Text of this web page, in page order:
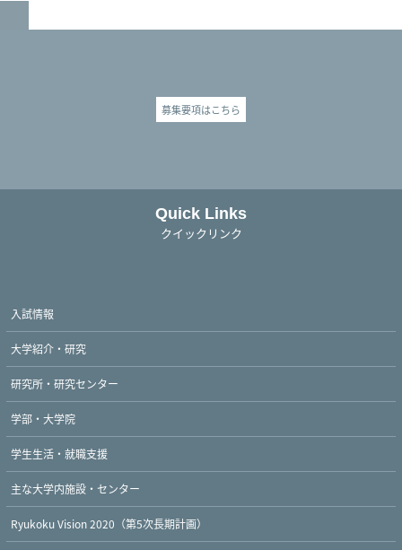
募集要項はこちら
Quick Links
クイックリンク
入試情報
大学紹介・研究
研究所・研究センター
学部・大学院
学生生活・就職支援
主な大学内施設・センター
Ryukoku Vision 2020（第5次長期計画）